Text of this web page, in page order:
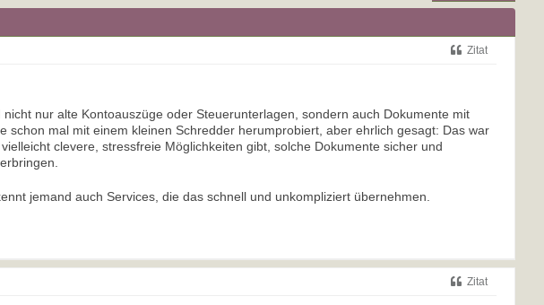
Zitat
nur alte Kontoauszüge oder Steuerunterlagen, sondern auch Dokumente mit
mal mit einem kleinen Schredder herumprobiert, aber ehrlich gesagt: Das war
clevere, stressfreie Möglichkeiten gibt, solche Dokumente sicher und
jemand auch Services, die das schnell und unkompliziert übernehmen.
Zitat